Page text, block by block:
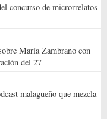
concurso de microrrelatos
María Zambrano con
del 27
malagueño que mezcla